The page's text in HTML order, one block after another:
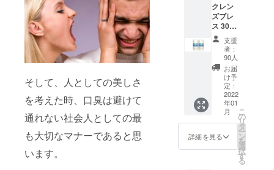
そして、人としての美しさ
を考えた時、口臭は避けて
通れない社会人としての最
も大切なマナーであると思
います。
PRをさ
せて頂
きま
す。
クレン
ズブレ
ス 30粒
入りボ
トル ２
個セッ
ト 通常
価格か
ら22%
割引！
(通常価
格5,800
円(税別)
× 2本 =
12,760
支援
者：
90人
お届
け予
定：
2022
年01
月
詳細を見る
こ
の
リ
タ
ー
ン
を
選
択
す
る